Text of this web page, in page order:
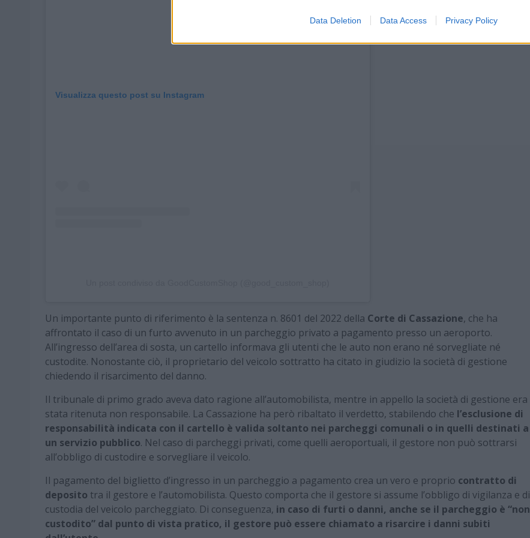
Data Deletion Data Access Privacy Policy
Visualizza questo post su Instagram
Un importante punto di riferimento è la sentenza n. 8601 del 2022 della Corte di Cassazione, che ha
affrontato il caso di un furto avvenuto in un parcheggio privato a pagamento presso un aeroporto.
All’ingresso dell’area di sosta, un cartello informava gli utenti che le auto non erano né sorvegliate né
custodite. Nonostante ciò, il proprietario del veicolo sottratto ha citato in giudizio la società di gestione
chiedendo il risarcimento del danno.
Il tribunale di primo grado aveva dato ragione all’automobilista, mentre in appello la società di gestione era
stata ritenuta non responsabile. La Cassazione ha però ribaltato il verdetto, stabilendo che l’esclusione di
responsabilità indicata con il cartello è valida soltanto nei parcheggi comunali o in quelli destinati a
un servizio pubblico. Nel caso di parcheggi privati, come quelli aeroportuali, il gestore non può sottrarsi
all’obbligo di custodire e sorvegliare il veicolo.
Il pagamento del biglietto d’ingresso in un parcheggio a pagamento crea un vero e proprio contratto di
deposito tra il gestore e l’automobilista. Questo comporta che il gestore si assume l’obbligo di vigilanza e di
custodia del veicolo parcheggiato. Di conseguenza, in caso di furti o danni, anche se il parcheggio è “non
custodito” dal punto di vista pratico, il gestore può essere chiamato a risarcire i danni subiti